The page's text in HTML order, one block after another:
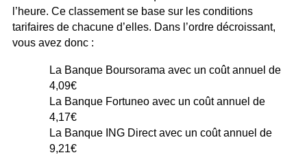
l’heure. Ce classement se base sur les conditions
tarifaires de chacune d’elles. Dans l’ordre décroissant,
vous avez donc :
La Banque Boursorama avec un coût annuel de
4,09€
La Banque Fortuneo avec un coût annuel de
4,17€
La Banque ING Direct avec un coût annuel de
9,21€